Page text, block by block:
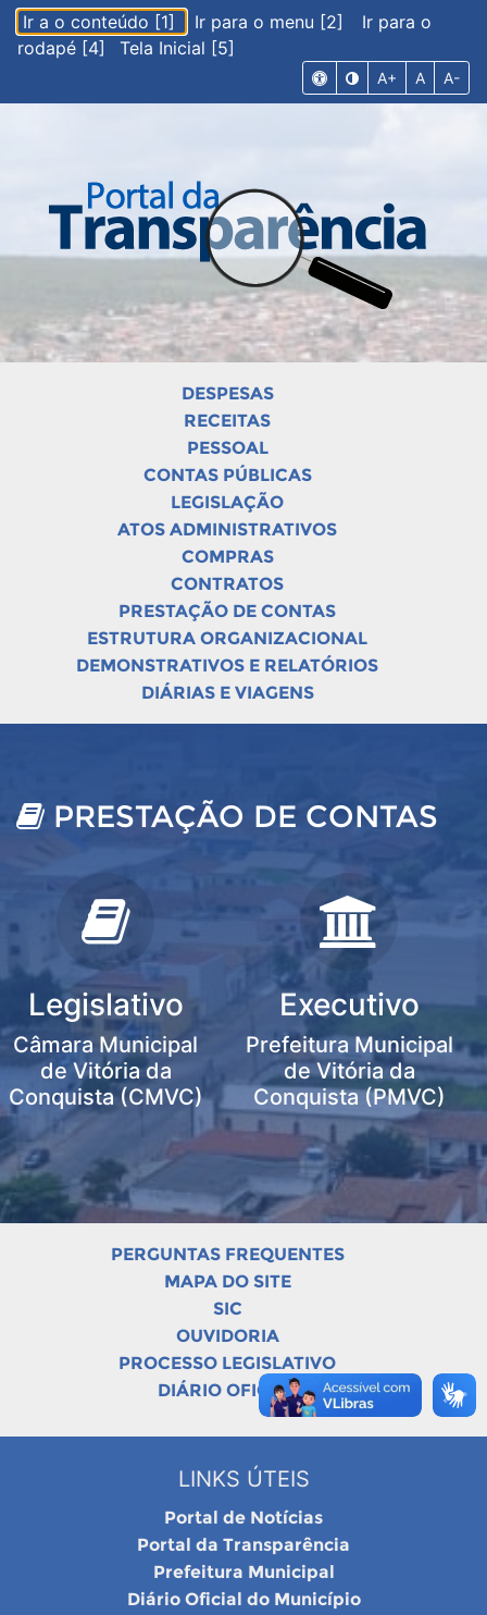
Ir a o conteúdo [1] Ir para o menu [2]
Ir para o
rodapé [4]
Tela Inicial [5]
A+ A A-
DESPESAS
RECEITAS
PESSOAL
CONTAS PÚBLICAS
LEGISLAÇÃO
ATOS ADMINISTRATIVOS
COMPRAS
CONTRATOS
PRESTAÇÃO DE CONTAS
ESTRUTURA ORGANIZACIONAL
DEMONSTRATIVOS E RELATÓRIOS
DIÁRIAS E VIAGENS
PRESTAÇÃO DE CONTAS
Legislativo
Câmara Municipal
de Vitória da
Conquista (CMVC)
Executivo
Prefeitura Municipal
de Vitória da
Conquista (PMVC)
PERGUNTAS FREQUENTES
MAPA DO SITE
SIC
OUVIDORIA
PROCESSO LEGISLATIVO
DIÁRIO OFICIAL
LINKS ÚTEIS
Portal de Notícias
Portal da Transparência
Prefeitura Municipal
Diário Oficial do Município